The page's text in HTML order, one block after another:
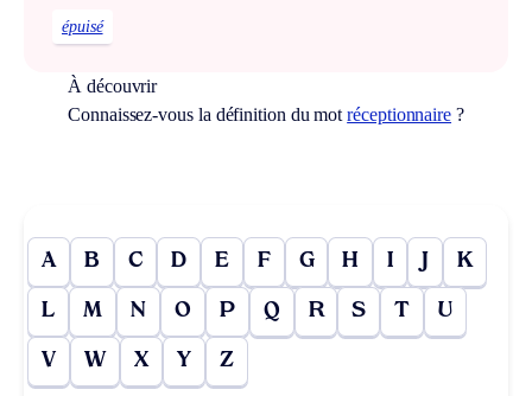
épuisé
À découvrir
Connaissez-vous la définition du motréceptionnaire ?
A B C D E F G H I J K
L M N O P Q R S T U
V W X Y Z